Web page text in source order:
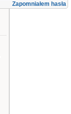
Zapomniałem hasła